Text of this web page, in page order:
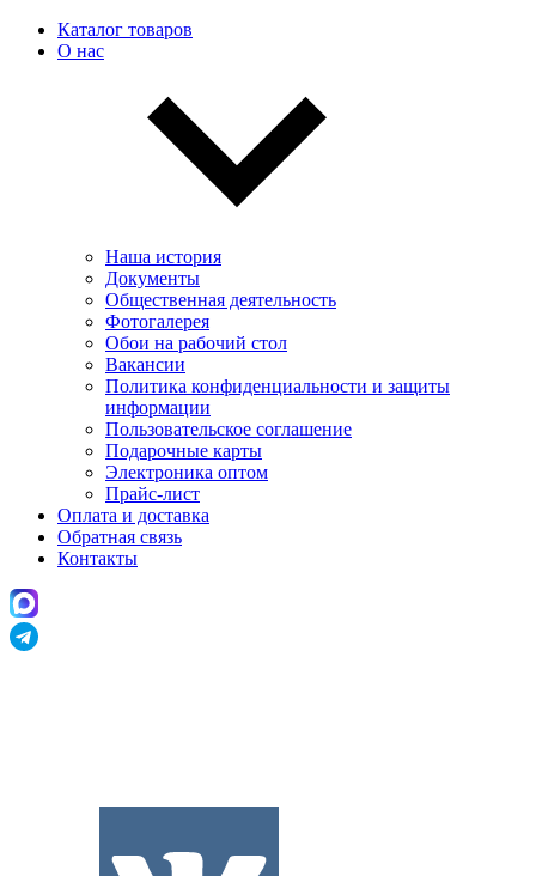
Каталог товаров
О нас
Наша история
Документы
Общественная деятельность
Фотогалерея
Обои на рабочий стол
Вакансии
Политика конфиденциальности и защиты
информации
Пользовательскоe соглашение
Подарочные карты
Электроника оптом
Прайс-лист
Оплата и доставка
Обратная связь
Контакты